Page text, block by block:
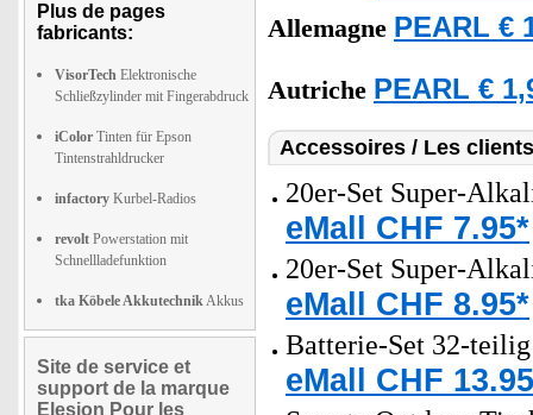
Plus de pages
fabricants:
VisorTech Elektronische
Schließzylinder mit Fingerabdruck
iColor Tinten für Epson
Tintenstrahldrucker
infactory Kurbel-Radios
revolt Powerstation mit
Schnellladefunktion
tka Köbele AkkutechnikAkkus
Site de service et
support de la marque
Elesion Pour les
Allemagne PEARL €
Autriche PEARL €
Accessoires / Les
20er-Set Super-
eMall CHF 7.95*
20er-Set Super-
eMall CHF 8.95*
Batterie-Set 32-
eMall CHF